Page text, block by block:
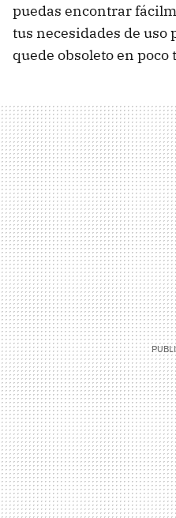
puedas encontrar
tus necesidades de uso
quede obsoleto en poco